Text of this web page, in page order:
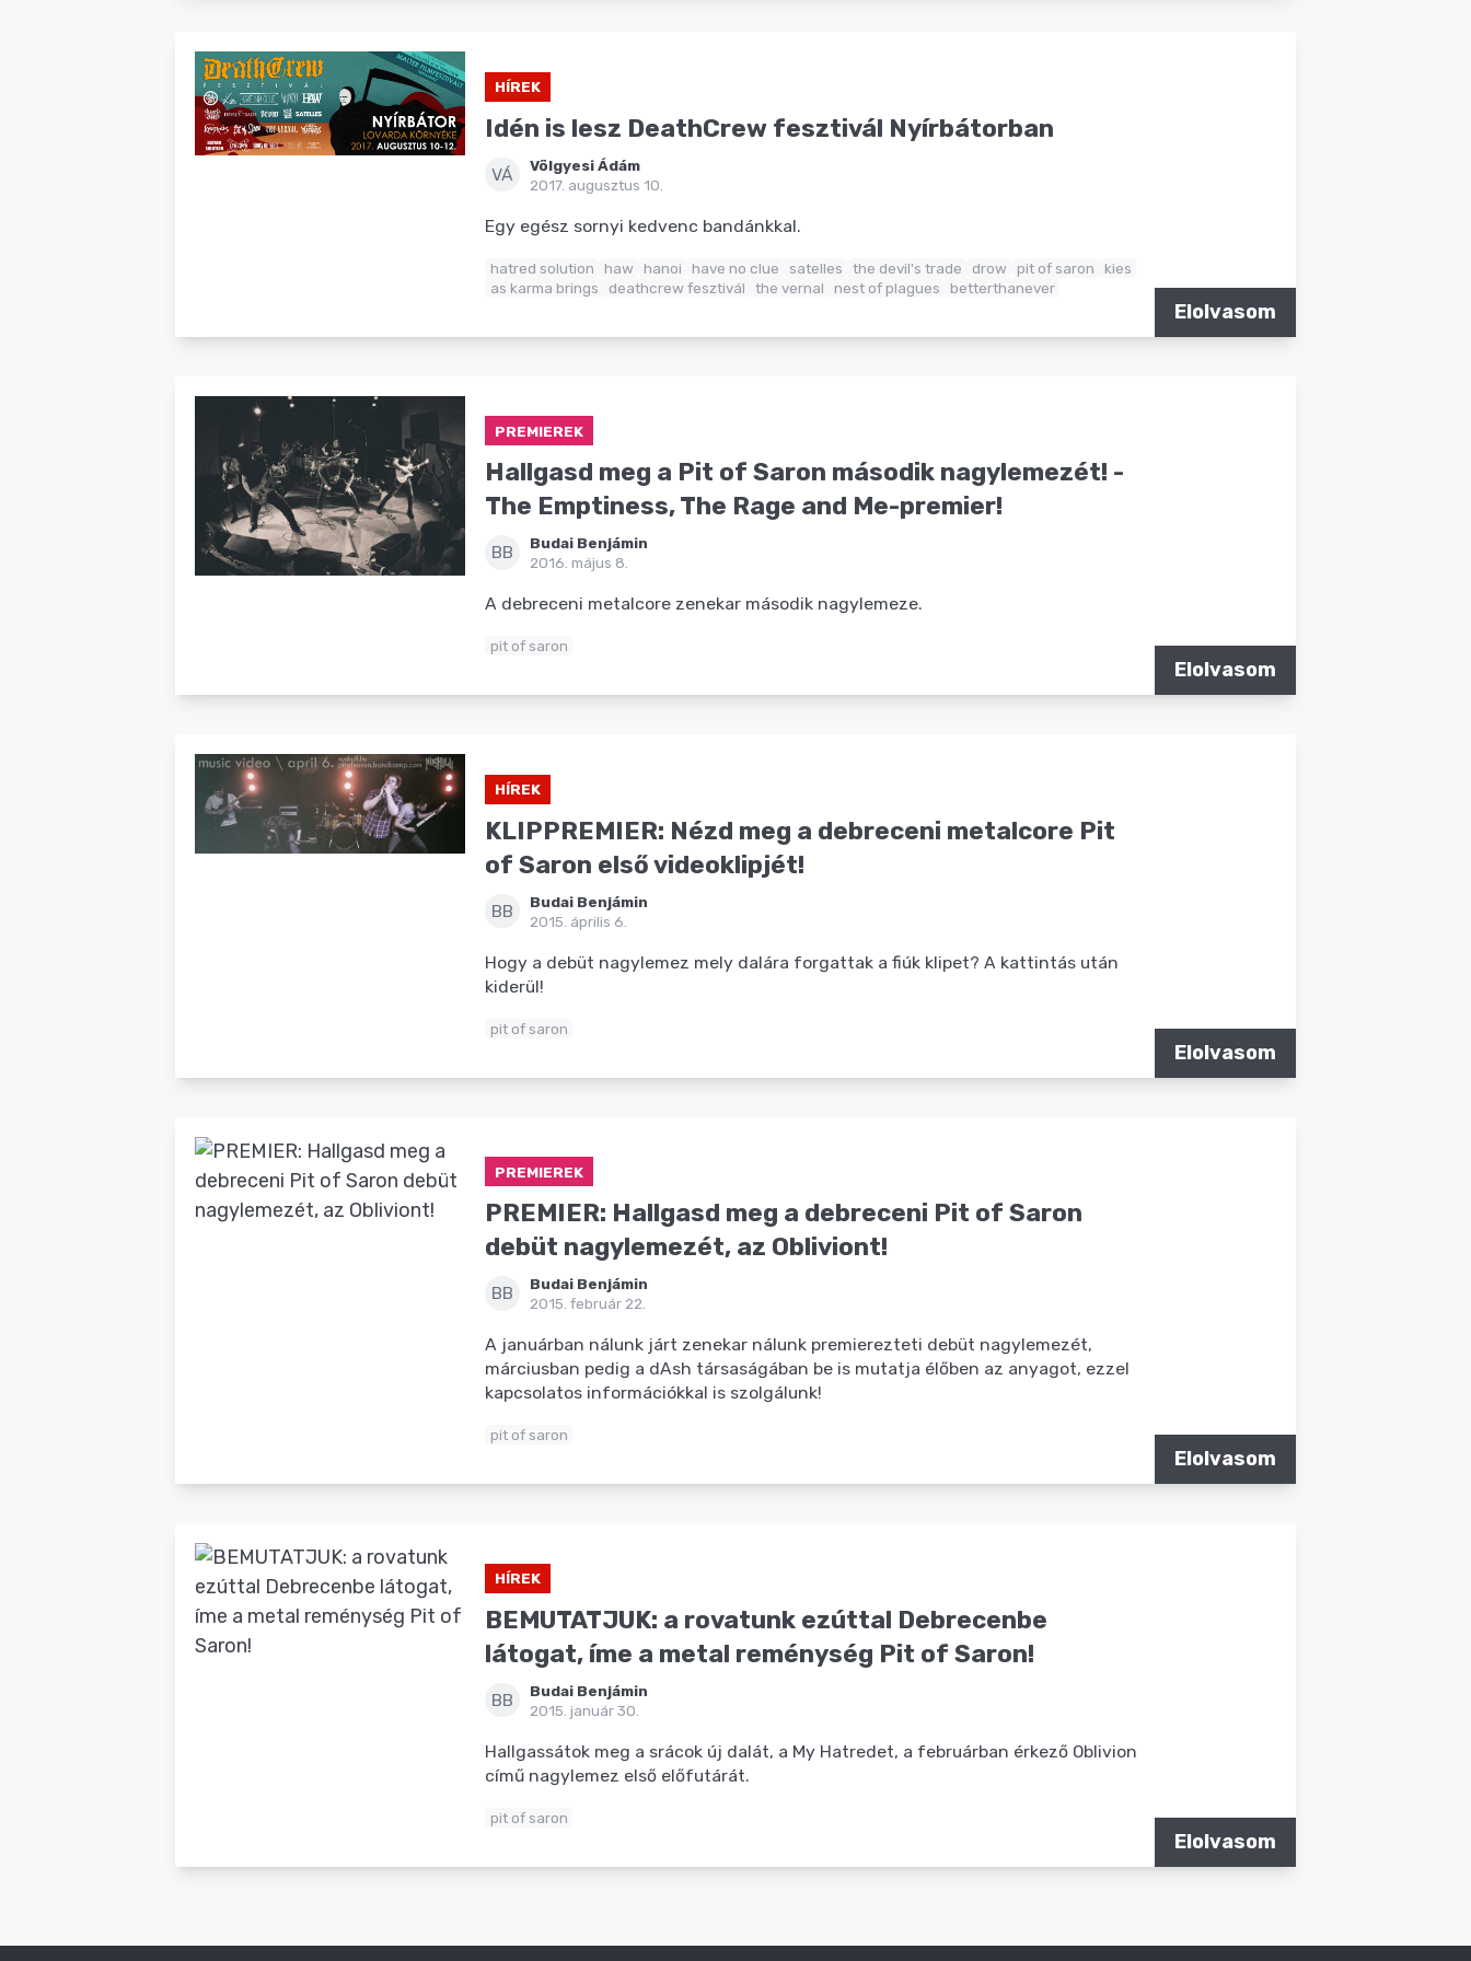
HÍREK
Idén is lesz DeathCrew fesztivál Nyírbátorban
VÁ
Völgyesi Ádám
2017. augusztus 10.
Egy egész sornyi kedvenc bandánkkal.
hatred solution haw hanoi have no clue satelles the devil's trade drow pit of saron
kies
as karma brings
deathcrew fesztivál the vernal nest of plagues betterthanever
Elolvasom
PREMIEREK
Hallgasd meg a Pit of Saron második nagylemezét! -
The Emptiness, The Rage and Me-premier!
BB
Budai Benjámin
2016. május 8.
A debreceni metalcore zenekar második nagylemeze.
pit of saron
Elolvasom
HÍREK
KLIPPREMIER: Nézd meg a debreceni metalcore Pit
of Saron első videoklipjét!
BB
Budai Benjámin
2015. április 6.
Hogy a debüt nagylemez mely dalára forgattak a fiúk klipet? A kattintás után
kiderül!
pit of saron
Elolvasom
PREMIEREK
PREMIER: Hallgasd meg a debreceni Pit of Saron
debüt nagylemezét, az Obliviont!
BB
Budai Benjámin
2015. február 22.
A januárban nálunk járt zenekar nálunk premierezteti debüt nagylemezét,
márciusban pedig a dAsh társaságában be is mutatja élőben az anyagot, ezzel
kapcsolatos információkkal is szolgálunk!
pit of saron
Elolvasom
HÍREK
BEMUTATJUK: a rovatunk ezúttal Debrecenbe
látogat, íme a metal reménység Pit of Saron!
BB
Budai Benjámin
2015. január 30.
Hallgassátok meg a srácok új dalát, a My Hatredet, a februárban érkező Oblivion
című nagylemez első előfutárát.
pit of saron
Elolvasom